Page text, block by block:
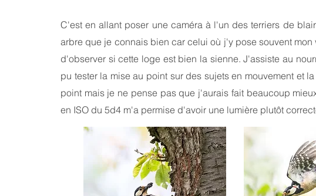
C'est en allant poser une caméra à l'un des terriers de
arbre que je connais bien car celui où j'y pose souvent
d'observer si cette loge est bien la sienne. J'assiste au
pu tester la mise au point sur des sujets en mouvement et
point mais je ne pense pas que j'aurais fait beaucoup
en ISO du 5d4 m'a permise d'avoir une lumière plutôt